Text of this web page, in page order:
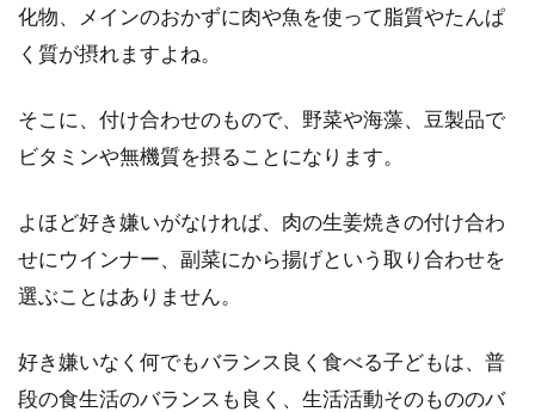
化物、メインのおかずに肉や魚を使って脂質やたんぱ
く質が摂れますよね。
そこに、付け合わせのもので、野菜や海藻、豆製品で
ビタミンや無機質を摂ることになります。
よほど好き嫌いがなければ、肉の生姜焼きの付け合わ
せにウインナー、副菜にから揚げという取り合わせを
選ぶことはありません。
好き嫌いなく何でもバランス良く食べる子どもは、普
段の食生活のバランスも良く、生活活動そのもののバ